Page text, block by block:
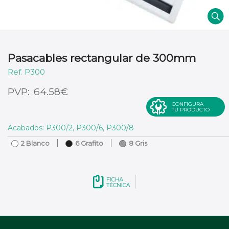
Pasacables rectangular de 300mm
64.58€
P300
CONFIGURA
TU PRODUCTO
Acabados: P300/2, P300/6, P300/8
2 Blanco 6 Grafito 8 Gris